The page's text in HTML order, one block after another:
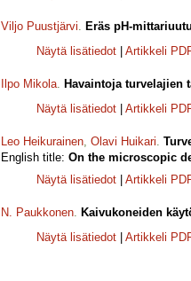
Viljo Puustjärvi. Eräs pH-
Näytä lisätiedot
Artikkeli
Ilpo Mikola. Havaintoja turvelajien
Näytä lisätiedot
Artikkeli
Leo Heikurainen, Olavi Huikari.
English title: On the microscopic
Näytä lisätiedot
Artikkeli
N. Paukkonen. Kaivukoneiden
Näytä lisätiedot
Artikkeli